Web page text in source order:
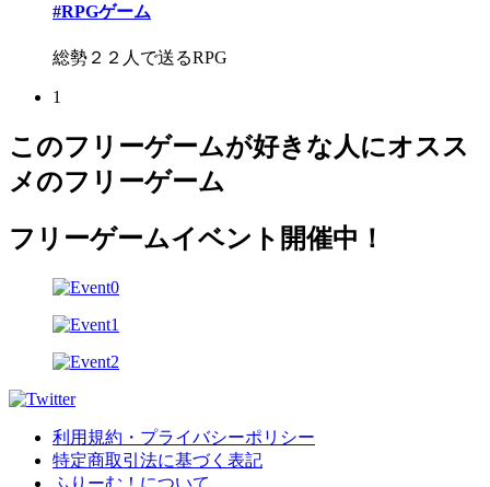
#RPGゲーム
総勢２２人で送るRPG
1
このフリーゲームが好きな人にオスス
メのフリーゲーム
フリーゲームイベント開催中！
利用規約・プライバシーポリシー
特定商取引法に基づく表記
ふりーむ！について